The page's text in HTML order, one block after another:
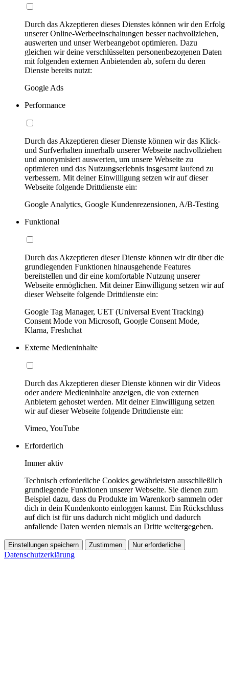
Durch das Akzeptieren dieses Dienstes können wir den Erfolg
unserer Online-Werbeeinschaltungen besser nachvollziehen,
auswerten und unser Werbeangebot optimieren. Dazu
gleichen wir deine verschlüsselten personenbezogenen Daten
mit folgenden externen Anbietenden ab, sofern du deren
Dienste bereits nutzt:
Google Ads
Performance
Durch das Akzeptieren dieser Dienste können wir das Klick-
und Surfverhalten innerhalb unserer Webseite nachvollziehen
und anonymisiert auswerten, um unsere Webseite zu
optimieren und das Nutzungserlebnis insgesamt laufend zu
verbessern. Mit deiner Einwilligung setzen wir auf dieser
Webseite folgende Drittdienste ein:
Google Analytics, Google Kundenrezensionen, A/B-Testing
Funktional
Durch das Akzeptieren dieser Dienste können wir dir über die
grundlegenden Funktionen hinausgehende Features
bereitstellen und dir eine komfortable Nutzung unserer
Webseite ermöglichen. Mit deiner Einwilligung setzen wir auf
dieser Webseite folgende Drittdienste ein:
Google Tag Manager, UET (Universal Event Tracking)
Consent Mode von Microsoft, Google Consent Mode,
Klarna, Freshchat
Externe Medieninhalte
Durch das Akzeptieren dieser Dienste können wir dir Videos
oder andere Medieninhalte anzeigen, die von externen
Anbietern gehostet werden. Mit deiner Einwilligung setzen
wir auf dieser Webseite folgende Drittdienste ein:
Vimeo, YouTube
Erforderlich
Immer aktiv
Technisch erforderliche Cookies gewährleisten ausschließlich
grundlegende Funktionen unserer Webseite. Sie dienen zum
Beispiel dazu, dass du Produkte im Warenkorb sammeln oder
dich in dein Kundenkonto einloggen kannst. Ein Rückschluss
auf dich ist für uns dadurch nicht möglich und dadurch
anfallende Daten werden niemals an Dritte weitergegeben.
Einstellungen speichern Zustimmen Nur erforderliche
Datenschutzerklärung